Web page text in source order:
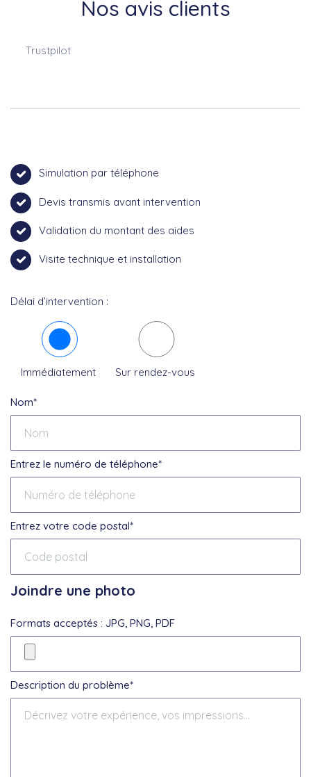
Nos avis clients
Trustpilot
Simulation par téléphone
Devis transmis avant intervention
Validation du montant des aides
Visite technique et installation
Délai d’intervention :
Immédiatement Sur rendez-vous
Nom*
Entrez le numéro de téléphone*
Entrez votre code postal*
Joindre une photo
Formats acceptés : JPG, PNG, PDF
Description du problème*